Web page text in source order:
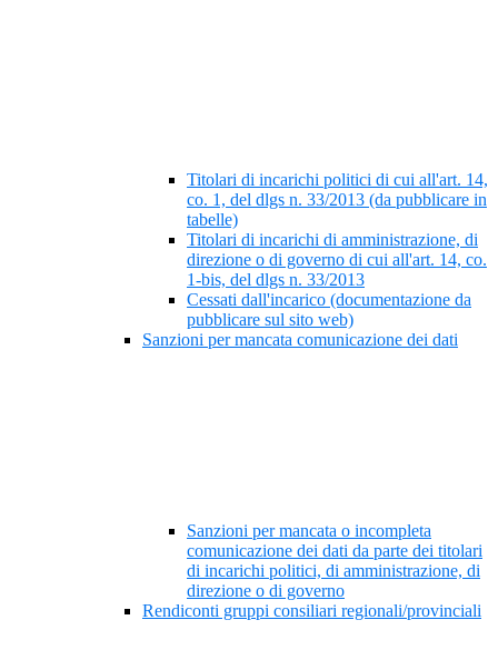
Titolari di incarichi politici di cui all'art. 14,
co. 1, del dlgs n. 33/2013 (da pubblicare in
tabelle)
Titolari di incarichi di amministrazione, di
direzione o di governo di cui all'art. 14, co.
1-bis, del dlgs n. 33/2013
Cessati dall'incarico (documentazione da
pubblicare sul sito web)
Sanzioni per mancata comunicazione dei dati
Sanzioni per mancata o incompleta
comunicazione dei dati da parte dei titolari
di incarichi politici, di amministrazione, di
direzione o di governo
Rendiconti gruppi consiliari regionali/provinciali